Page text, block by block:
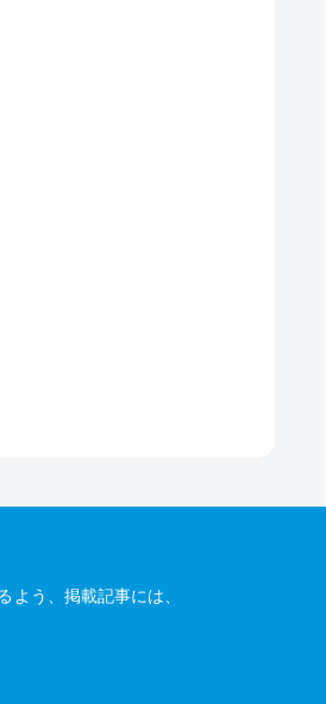
う、掲載記事には、